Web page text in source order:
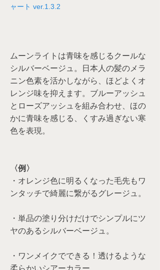
ャート ver.1.3.2
ムーンライトは青味を感じるクールな
シルバーベージュ。日本人の髪のメラ
ニン色素を活かしながら、ほどよくオ
レンジ味を抑えます。ブルーアッシュ
とローズアッシュを組み合わせ、ほの
かに青味を感じる、くすみ過ぎない寒
色を表現。
〈例〉
・オレンジ色に明るくなった毛先もワ
ンタッチで綺麗に繋がるグレージュ。
・単品の塗り分けだけでシンプルにツ
ヤのあるシルバーベージュ。
・ワンメイクでできる！透けるような
柔らかいシアーカラー